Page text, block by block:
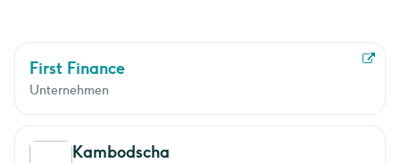
First Finance
Unternehmen
Kambodscha